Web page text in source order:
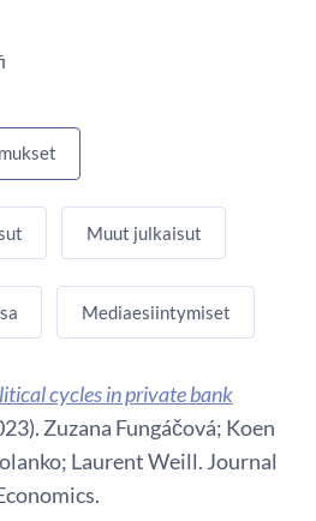
Muut julkaisut
Mediaesiintymiset
cycles in private bank
Zuzana Fungáčová; Koen
Laurent Weill. Journal